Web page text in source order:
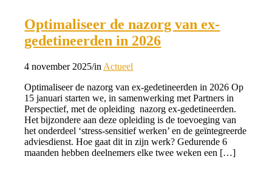
Optimaliseer de nazorg van ex-
gedetineerden in 2026
4 november 2025/in Actueel
Optimaliseer de nazorg van ex-gedetineerden in 2026 Op
15 januari starten we, in samenwerking met Partners in
Perspectief, met de opleiding nazorg ex-gedetineerden.
Het bijzondere aan deze opleiding is de toevoeging van
het onderdeel ‘stress-sensitief werken’ en de geïntegreerde
adviesdienst. Hoe gaat dit in zijn werk? Gedurende 6
maanden hebben deelnemers elke twee weken een […]